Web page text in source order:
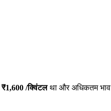
₹1,600 /क्विंटलथा और अधिकतम भाव